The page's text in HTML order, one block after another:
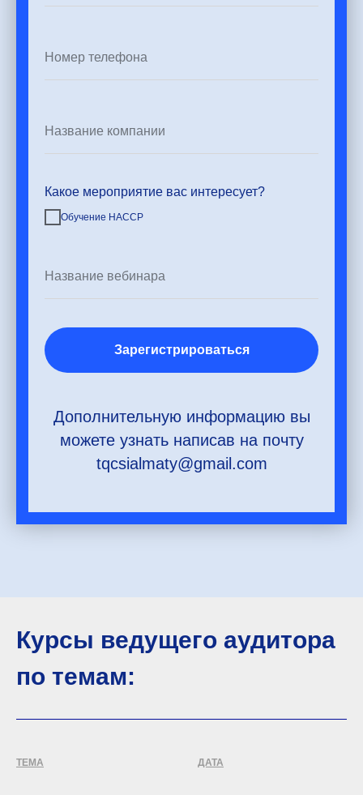
Какое мероприятие вас интересует?
Обучение HACCP
Зарегистрироваться
Дополнительную информацию вы
можете узнать написав на почту
tqcsialmaty@gmail.com
Курсы ведущего аудитора
по темам:
ТЕМА ДАТА